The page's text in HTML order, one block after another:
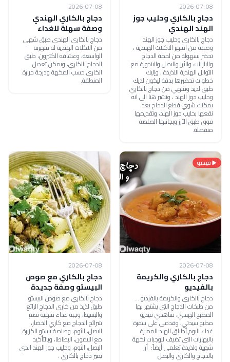
2026-07-08
دجاج بالكاري وحليب جوز
الهند الهندي
دجاج بالكاري وحليب جوز الهند
وصفة من اشهر الاكلات الهنيدية ،
تحضر بسهولة من لحمة الدجاج
والبازيلاء والأرز والبصل والبندورة مع
التوابل الهندية اللذيذة ، وإليك
خطوات تحضيرها بدقة ليكون لديكِ
طبق لذيذ وشهي من دجاج بالكاري
وحليب جوز الهند ، ونشير هنا الى انه
يمكنك شوي قطع الدجاج بعد
نقعها بحليب جوز الهند، وتقديمها
فوق طبق الأرز وبجانبها الصلصة
منفصلة.
2026-07-08
دجاج بالكاري الهندي
وصفة سهلة للغداء
دجاج بالكاري الهندي طبق شهي
من الاكلات الهندية له شهرته
الواسعة، وعشاقه الكثيرون، طبق
الدجاج بالكاري، ويمكن تعديل
الكاري حسب المكهة ودرجة حرارة
المنطقة.
فيديو
2026-07-08
دجاج بالكاري والكريمة
بالفيديو
دجاج بالكاري والكريمة بالفيديو ...
من طبخات الدجاج التي يشتهر بها
المطبخ الهندي، شاهدي فيديو
مطبخ سيدتي، وقدمي على سفرة
غداء اليوم أطباق الهند المميزة
بالبهارات التي تضيف للوجبات نكهة
شهية ولذيذة تعلمي أيضاً: أرز
بالدجاج والكاري والبصل
2026-07-08
دجاج بالكاري مع صوص
البيستو وصفة جديدة
دجاج بالكاري مع صوص البيستو
طبق لذيذ من كاري الدجاج الرائع
والبسيط، وجبة غداء شهية تضم
شرائح الدجاج مع كاري الخضار،
البصل، الثوم، وصلصة بيستو الكزبرة
مع الليمون، البطاطا، وبالتأكيد
البصل، الثوم، وحليب جوز الهند الذي
يميز دجاج بالكاري .